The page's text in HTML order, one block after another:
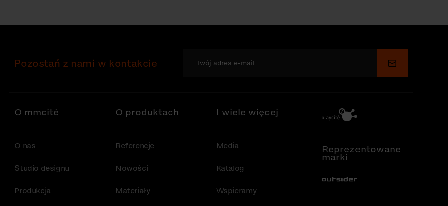
Pozostań z nami w kontakcie Wyślij
O mmcité
O nas
Studio designu
Produkcja
O produktach
Referencje
Nowości
Materiały
I wiele więcej
Media
Katalog
Wspieramy
Reprezentowane
marki
Out-Sider